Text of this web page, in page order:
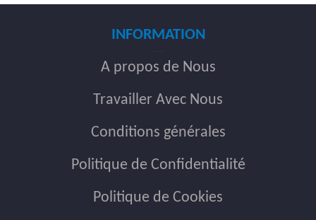
INFORMATION
A propos de Nous
Travailler Avec Nous
Conditions générales
Politique de Confidentialité
Politique de Cookies